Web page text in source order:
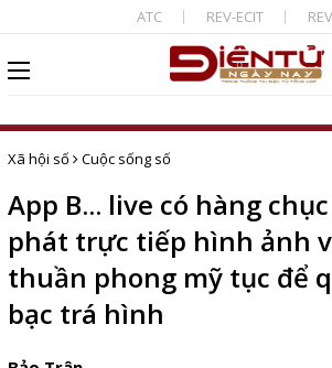
ATC REV-ECIT
Xã hội số Cuộc sống số
App B... live có hàng
phát trực tiếp hình ảnh
thuần phong mỹ tục để
bạc trá hình